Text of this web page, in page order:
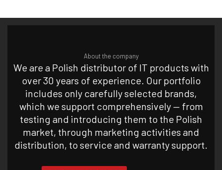
About the company
We are a Polish distributor of IT products with
over 30 years of experience. Our portfolio
includes only carefully selected brands,
which we support comprehensively — from
testing and introducing them to the Polish
market, through marketing activities and
distribution, to service and warranty support.